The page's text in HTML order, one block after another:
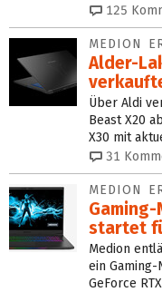
125
MEDION
Alder-
Über Aldi
Beast X20
X30 mit
31
MEDION
startet
Medion
ein Gaming-
GeForce